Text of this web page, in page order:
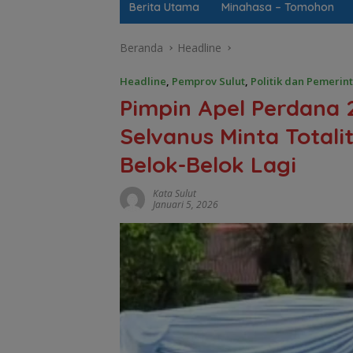
Berita Utama Minahasa – Tomohon
Beranda Headline
Headline, Pemprov Sulut, Politik dan
Pimpin Apel Perdana
Selvanus Minta
Belok-Belok Lagi
Kata Sulut
Januari 5, 2026